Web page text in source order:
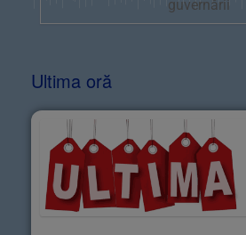
guvernării
Ultima oră